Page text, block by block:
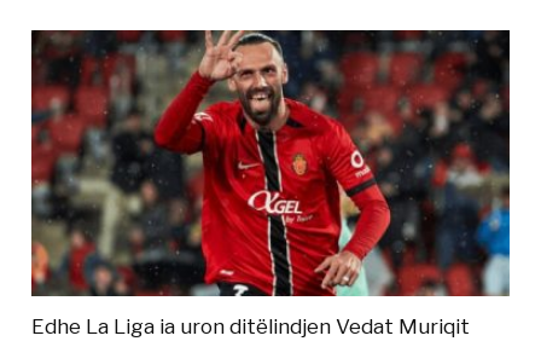
Edhe La Liga ia uron ditëlindjen Vedat Muriqit